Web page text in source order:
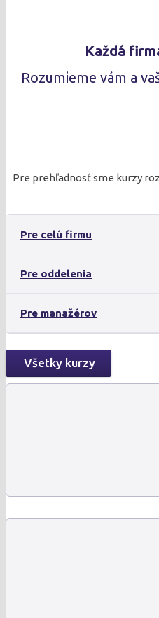
Každá
Rozumieme vám a
Pre prehľadnosť sme kurzy
Pre celú firmu
Pre oddelenia
Pre manažérov
Všetky kurzy